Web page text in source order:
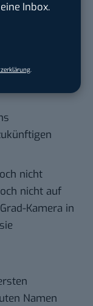
Inbox.
.
nicht
nicht auf
Kamera in
Namen